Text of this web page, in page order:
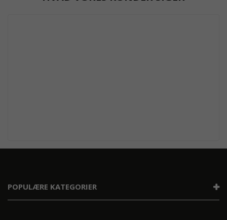
POPULÆRE KATEGORIER